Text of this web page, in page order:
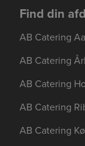
Find din
AB Catering
AB Catering
AB Catering
AB Catering
AB Catering